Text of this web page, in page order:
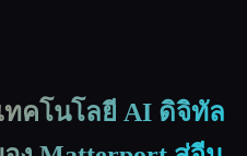
ทคโนโลยี AI ดิจิทัล